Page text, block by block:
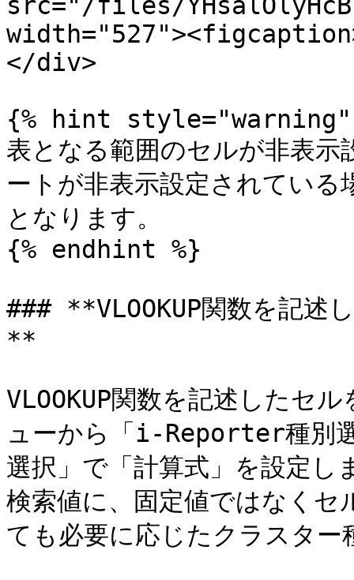
</div>
{% hint style="warning"
表となる範囲のセルが非表
ートが非表示設定されてい
となります。
{% endhint %}
### **VLOOKUP関数を記述
**
VLOOKUP関数を記述したセ
ューから「i-Reporter種別
選択」で「計算式」を設定し
検索値に、固定値ではなくセ
ても必要に応じたクラスター